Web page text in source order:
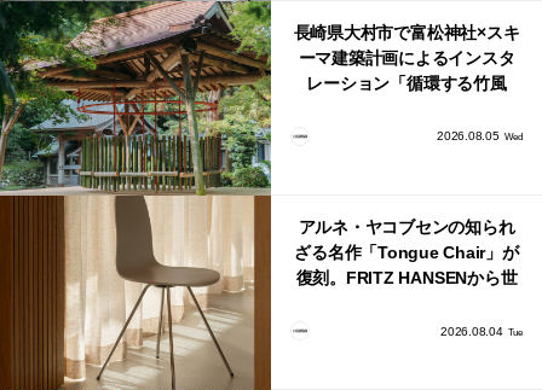
長崎県大村市で富松神社×スキ
ーマ建築計画によるインスタ
レーション「循環する竹風
2026.08.05 Wed
アルネ・ヤコブセンの知られ
ざる名作「Tongue Chair」が
復刻。FRITZ HANSENから世
2026.08.04 Tue